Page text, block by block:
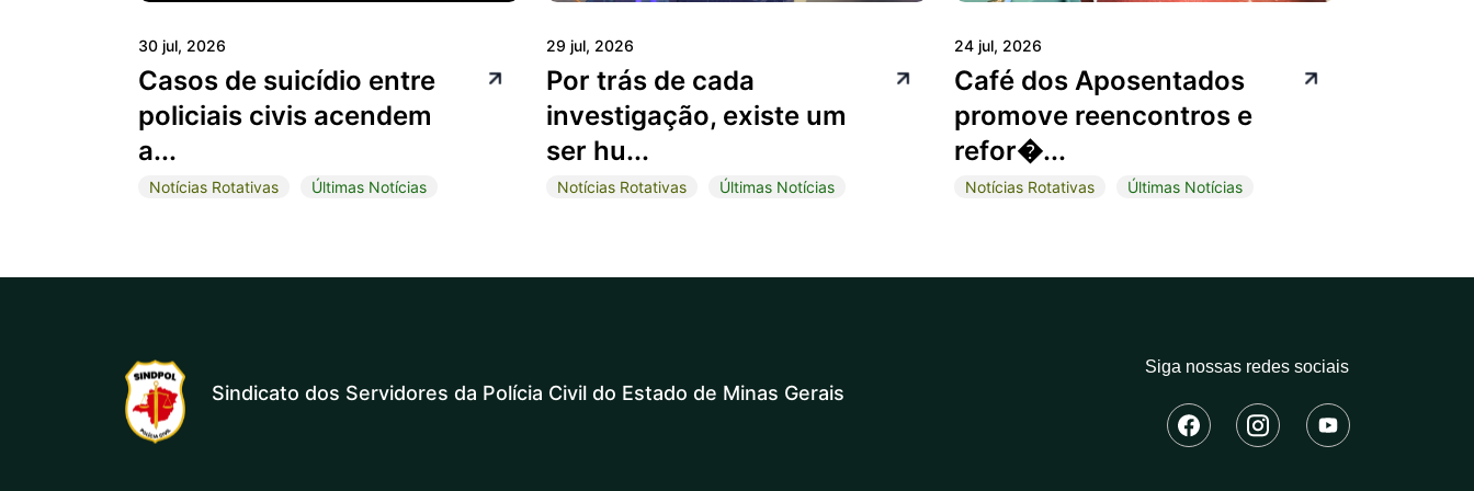
30 jul, 2026
Casos de suicídio entre
policiais civis acendem
a...
Notícias Rotativas Últimas Notícias
29 jul, 2026
Por trás de cada
investigação, existe um
ser hu...
Notícias Rotativas Últimas Notícias
24 jul, 2026
Café dos Aposentados
promove reencontros e
refor�...
Notícias Rotativas Últimas Notícias
Sindicato dos Servidores da Polícia Civil do Estado de Minas Gerais
Siga nossas redes sociais